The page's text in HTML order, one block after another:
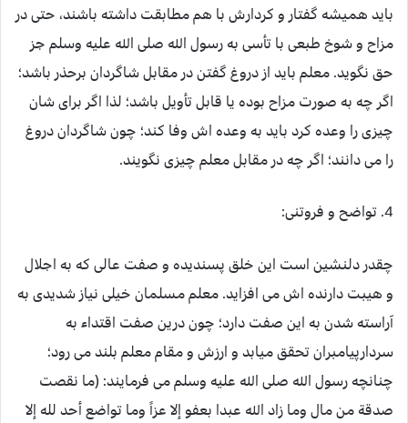
باید همیشه گفتار و کردارش با هم مطابقت داشته باشند، حتی در
مزاح و شوخ طبعی با تأسی به رسول الله صلی الله علیه وسلم جز
حق نگوید. معلم باید از دروغ گفتن در مقابل شاگردان برحذر باشد؛
اگر چه به صورت مزاح بوده یا قابل تأویل باشد؛ لذا اگر برای شان
چیزی را وعده کرد باید به وعده اش وفا کند؛ چون شاگردان دروغ
را می دانند؛ اگر چه در مقابل معلم چیزی نگویند.
4. تواضح و فروتنی:
چقدر دلنشین است این خلق پسندیده و صفت عالی که به اجلال
و هیبت دارنده اش می افزاید. معلم مسلمان خیلی نیاز شدیدی به
آراسته شدن به این صفت دارد؛ چون درین صفت اقتداء به
سردارپیامبران تحقق میابد و ارزش و مقام معلم بلند می رود؛
چنانچه رسول الله صلی الله علیه وسلم می فرمایند: (ما نقصت
صدقة من مال وما زاد الله عبدا بعفو إلا عزاً وما تواضع أحد لله إلا